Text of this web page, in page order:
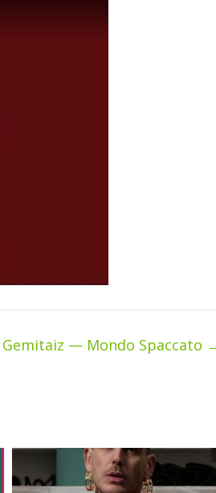
Gemitaiz — Mondo Spaccato